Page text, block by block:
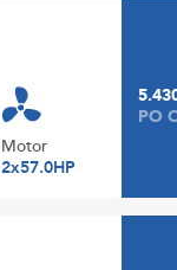
Motor
2x57.0HP
PO